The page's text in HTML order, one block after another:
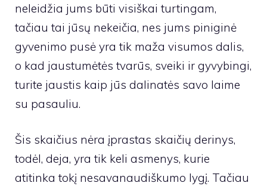
neleidžia jums būti visiškai turtingam,
tačiau tai jūsų nekeičia, nes jums piniginė
gyvenimo pusė yra tik maža visumos dalis,
o kad jaustumėtės tvarūs, sveiki ir gyvybingi,
turite jaustis kaip jūs dalinatės savo laime
su pasauliu.
Šis skaičius nėra įprastas skaičių derinys,
todėl, deja, yra tik keli asmenys, kurie
atitinka tokį nesavanaudiškumo lygį. Tačiau